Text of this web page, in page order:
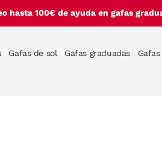
hasta 100€ de ayuda en gafas
Gafas de sol Gafas graduadas